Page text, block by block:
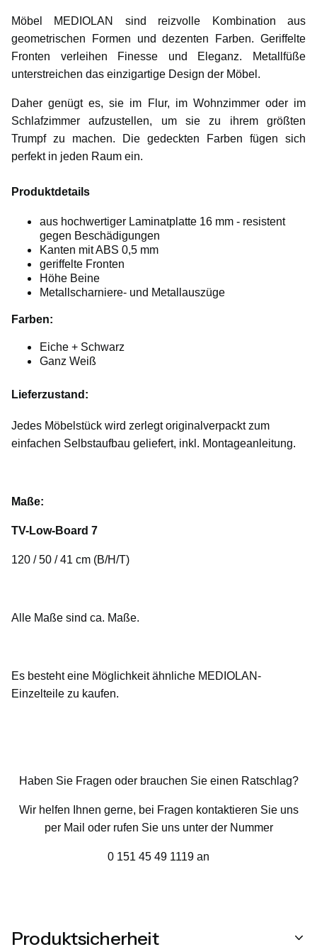
Möbel MEDIOLAN sind reizvolle Kombination aus
geometrischen Formen und dezenten Farben. Geriffelte
Fronten verleihen Finesse und Eleganz. Metallfüße
unterstreichen das einzigartige Design der Möbel.
Daher genügt es, sie im Flur, im Wohnzimmer oder im
Schlafzimmer aufzustellen, um sie zu ihrem größten
Trumpf zu machen. Die gedeckten Farben fügen sich
perfekt in jeden Raum ein.
Produktdetails
aus hochwertiger Laminatplatte 16 mm - resistent
gegen Beschädigungen
Kanten mit ABS 0,5 mm
geriffelte Fronten
Höhe Beine
Metallscharniere- und Metallauszüge
Farben:
Eiche + Schwarz
Ganz Weiß
Lieferzustand:
Jedes Möbelstück wird zerlegt originalverpackt zum
einfachen Selbstaufbau geliefert, inkl. Montageanleitung.
Maße:
TV-Low-Board 7
120 / 50 / 41 cm (B/H/T)
Alle Maße sind ca. Maße.
Es besteht eine Möglichkeit ähnliche MEDIOLAN-
Einzelteile zu kaufen.
Haben Sie Fragen oder brauchen Sie einen Ratschlag?
Wir helfen Ihnen gerne, bei Fragen kontaktieren Sie uns
per Mail oder rufen Sie uns unter der Nummer
0 151 45 49 1119 an
Produktsicherheit